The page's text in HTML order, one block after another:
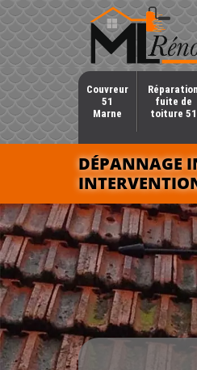
Couvreur
51
Marne
Réparation
fuite de
toiture 51
DÉPANNAGE